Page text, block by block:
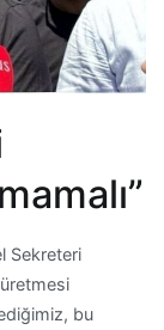
Sekreteri
bu